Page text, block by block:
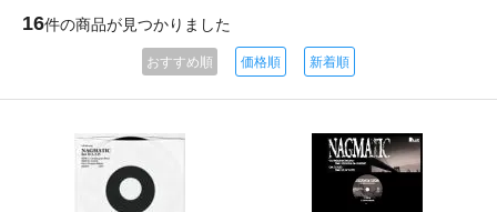
16件の商品が見つかりました
おすすめ順 価格順 新着順